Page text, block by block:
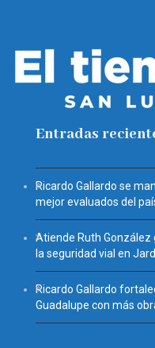
Entradas
Ricardo Gallardo se
mejor evaluados del
Atiende Ruth
la seguridad vial en
Ricardo Gallardo
Guadalupe con más